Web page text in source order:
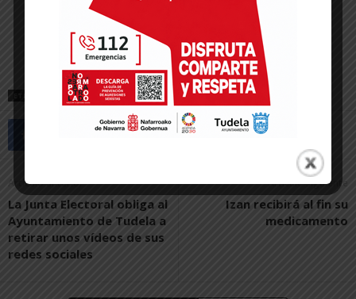
CORELLA POLICIA FORAL
Artículo anterior
La Junta Electoral obliga al
Ayuntamiento de Tudela a
retirar unos vídeos de sus
redes sociales
Artículo siguiente
Izan recibirá al fin su
medicamento